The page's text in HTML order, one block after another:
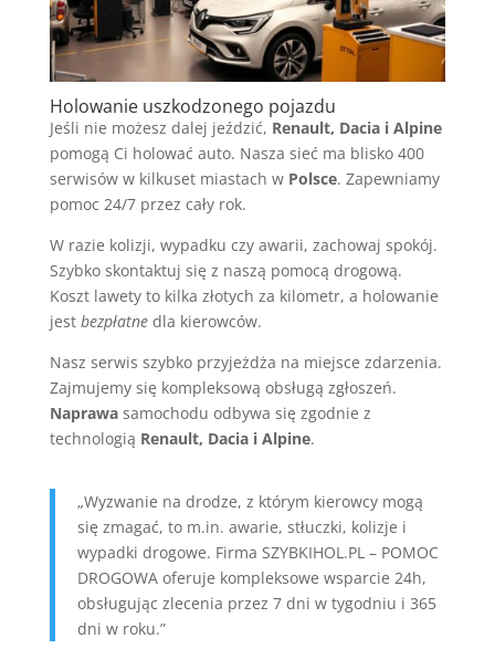
Holowanie uszkodzonego pojazdu
Jeśli nie możesz dalej jeździć, Renault, Dacia i Alpine
pomogą Ci holować auto. Nasza sieć ma blisko 400
serwisów w kilkuset miastach w Polsce. Zapewniamy
pomoc 24/7 przez cały rok.
W razie kolizji, wypadku czy awarii, zachowaj spokój.
Szybko skontaktuj się z naszą pomocą drogową.
Koszt lawety to kilka złotych za kilometr, a holowanie
jest bezpłatnedla kierowców.
Nasz serwis szybko przyjeżdża na miejsce zdarzenia.
Zajmujemy się kompleksową obsługą zgłoszeń.
Naprawasamochodu odbywa się zgodnie z
technologią Renault, Dacia i Alpine.
„Wyzwanie na drodze, z którym kierowcy mogą
się zmagać, to m.in. awarie, stłuczki, kolizje i
wypadki drogowe. Firma SZYBKIHOL.PL – POMOC
DROGOWA oferuje kompleksowe wsparcie 24h,
obsługując zlecenia przez 7 dni w tygodniu i 365
dni w roku.”